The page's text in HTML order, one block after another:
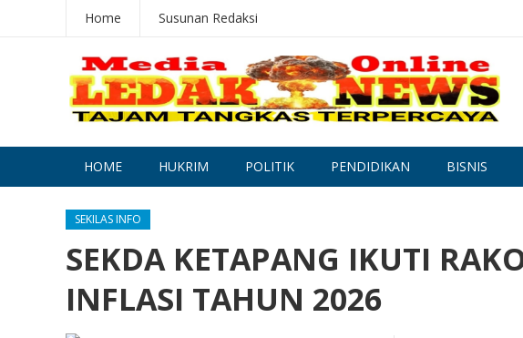
Home Susunan Redaksi
HOME HUKRIM POLITIK PENDIDIKAN BISNIS
SEKILAS INFO
SEKDA KETAPANG IKUTI
INFLASI TAHUN 2026